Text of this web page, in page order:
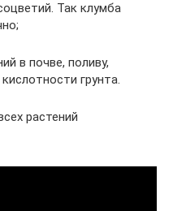
Так клумба
в почве, поливу,
грунта.
растений